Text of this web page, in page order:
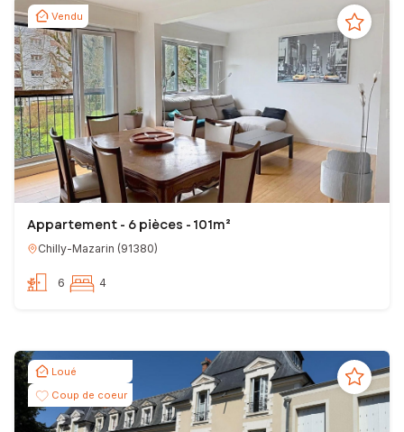
Vendu
Appartement - 6 pièces - 101m²
Chilly-Mazarin (91380)
6 4
Loué
Coup de coeur